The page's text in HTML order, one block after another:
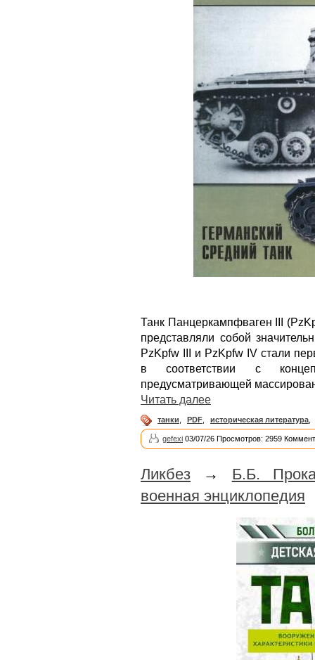
Танк Панцеркампфваген III
представляли собой
PzKpfw III и PzKpfw IV стали
в соответствии с
предусматривающей
Читать далее
танки PDF историческая литература
gefexi 03/07/26 Просмотров: 2959
Ликбез → Б.Б.
военная энциклопедия